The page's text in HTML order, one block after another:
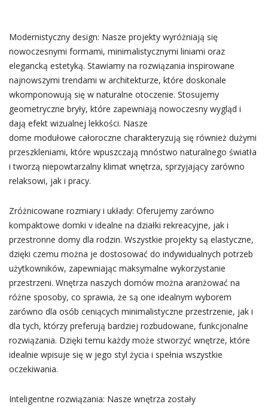
Modernistyczny design: Nasze projekty wyróżniają się
nowoczesnymi formami, minimalistycznymi liniami oraz
elegancką estetyką. Stawiamy na rozwiązania inspirowane
najnowszymi trendami w architekturze, które doskonale
wkomponowują się w naturalne otoczenie. Stosujemy
geometryczne bryły, które zapewniają nowoczesny wygląd i
dają efekt wizualnej lekkości. Nasze
dome modułowe całoroczne charakteryzują się również dużymi
przeszkleniami, które wpuszczają mnóstwo naturalnego światła
i tworzą niepowtarzalny klimat wnętrza, sprzyjający zarówno
relaksowi, jak i pracy.
Zróżnicowane rozmiary i układy: Oferujemy zarówno
kompaktowe domki v idealne na działki rekreacyjne, jak i
przestronne domy dla rodzin. Wszystkie projekty są elastyczne,
dzięki czemu można je dostosować do indywidualnych potrzeb
użytkowników, zapewniając maksymalne wykorzystanie
przestrzeni. Wnętrza naszych domów można aranżować na
różne sposoby, co sprawia, że są one idealnym wyborem
zarówno dla osób ceniących minimalistyczne przestrzenie, jak i
dla tych, którzy preferują bardziej rozbudowane, funkcjonalne
rozwiązania. Dzięki temu każdy może stworzyć wnętrze, które
idealnie wpisuje się w jego styl życia i spełnia wszystkie
oczekiwania.
Inteligentne rozwiązania: Nasze wnętrza zostały